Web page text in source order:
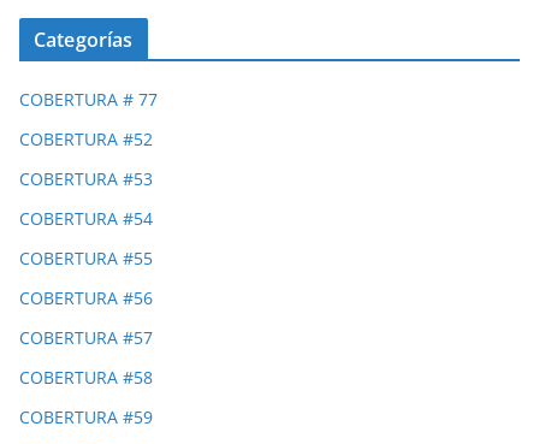
Categorías
COBERTURA # 77
COBERTURA #52
COBERTURA #53
COBERTURA #54
COBERTURA #55
COBERTURA #56
COBERTURA #57
COBERTURA #58
COBERTURA #59